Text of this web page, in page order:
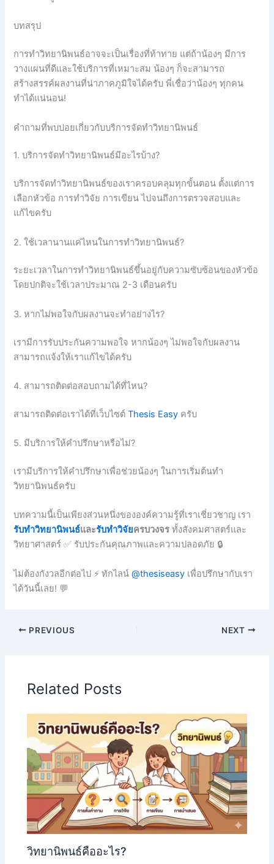
บทสรุป
การทำวิทยานิพนธ์อาจจะเป็นเรื่องที่ท้าทาย แต่ถ้าน้องๆ มีการ
วางแผนที่ดีและใช้บริการที่เหมาะสม น้องๆ ก็จะสามารถ
สร้างสรรค์ผลงานที่น่าภาคภูมิใจได้ครับ พี่เชื่อว่าน้องๆ ทุกคน
ทำได้แน่นอน!
คำถามที่พบบ่อยเกี่ยวกับบริการจัดทำวิทยานิพนธ์
1. บริการจัดทำวิทยานิพนธ์มีอะไรบ้าง?
บริการจัดทำวิทยานิพนธ์ของเราครอบคลุมทุกขั้นตอน ตั้งแต่การ
เลือกหัวข้อ การทำวิจัย การเขียน ไปจนถึงการตรวจสอบและ
แก้ไขครับ
2. ใช้เวลานานแค่ไหนในการทำวิทยานิพนธ์?
ระยะเวลาในการทำวิทยานิพนธ์ขึ้นอยู่กับความซับซ้อนของหัวข้อ
โดยปกติจะใช้เวลาประมาณ 2-3 เดือนครับ
3. หากไม่พอใจกับผลงานจะทำอย่างไร?
เรามีการรับประกันความพอใจ หากน้องๆ ไม่พอใจกับผลงาน
สามารถแจ้งให้เราแก้ไขได้ครับ
4. สามารถติดต่อสอบถามได้ที่ไหน?
สามารถติดต่อเราได้ที่เว็บไซต์Thesis Easy ครับ
5. มีบริการให้คำปรึกษาหรือไม่?
เรามีบริการให้คำปรึกษาเพื่อช่วยน้องๆ ในการเริ่มต้นทำ
วิทยานิพนธ์ครับ
บทความนี้เป็นเพียงส่วนหนึ่งขององค์ความรู้ที่เราเชี่ยวชาญ เรา
รับทำวิทยานิพนธ์และรับทำวิจัยครบวงจร ทั้งสังคมศาสตร์และ
วิทยาศาสตร์ ✅ รับประกันคุณภาพและความปลอดภัย 🔒
ไม่ต้องกังวลอีกต่อไป ⚡ ทักไลน์@thesiseasy เพื่อปรึกษากับเรา
ได้วันนี้เลย! 💬
PREVIOUS NEXT
Related Posts
วิทยานิพนธ์คืออะไร?